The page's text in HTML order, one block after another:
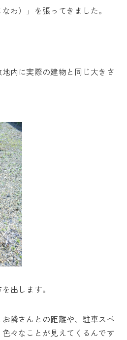
27-2157
わ）」を張ってきました。
地内に実際の建物と同じ大きさ
出します。
隣さんとの距離や、駐車スペ
々なことが見えてくるんです